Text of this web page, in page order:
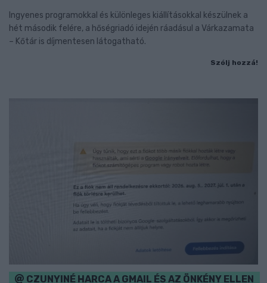
Ingyenes programokkal és különleges kiállításokkal készülnek a
hét második felére, a hőségriadó idején ráadásul a Várkazamata
– Kőtár is díjmentesen látogatható.
Szólj hozzá!
CZUNYINÉ HARCA A GMAIL ÉS AZ ÖNKÉNY ELLEN